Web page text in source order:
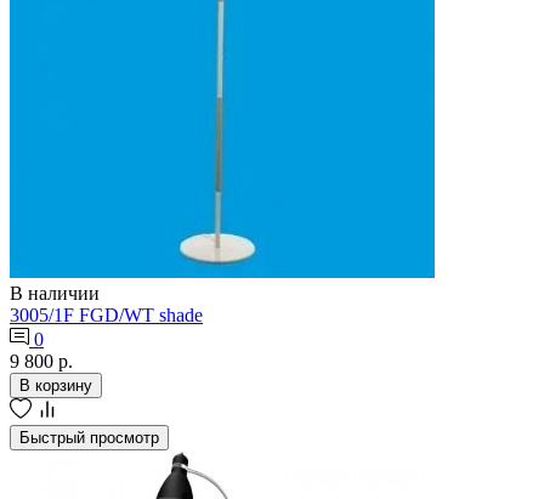
В наличии
3005/1F FGD/WT shade
0
9 800 р.
В корзину
Быстрый просмотр